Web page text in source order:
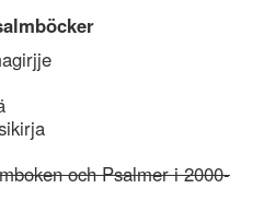
och Psalmer i 2000-